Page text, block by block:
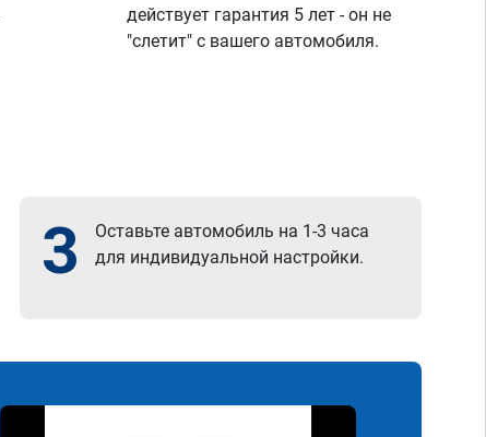
действует гарантия 5 лет - он не
"слетит" с вашего автомобиля.
3
Оставьте автомобиль на 1-3 часа
для индивидуальной настройки.